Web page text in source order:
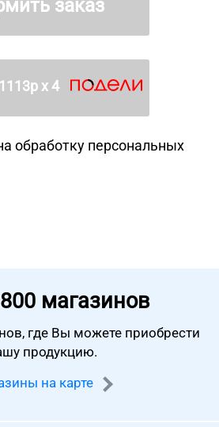
заказ
1113р х 4
обработку персональных
800 магазинов
где Вы можете приобрести
продукцию.
на карте